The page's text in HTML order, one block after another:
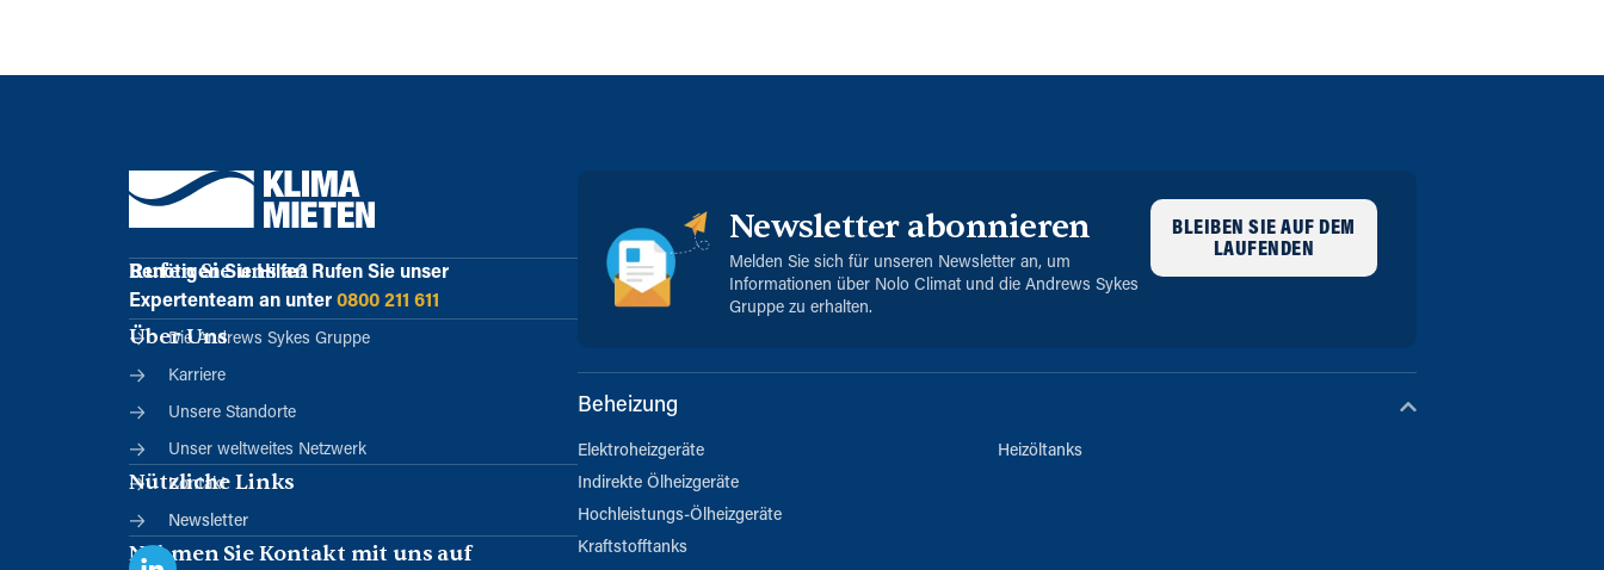
Rufen Sie uns an
Benötigen Sie Hilfe?Rufen Sie unser
Expertenteam an unter 0800 211 611
Über Uns
Die Andrews Sykes Gruppe
Karriere
Unsere Standorte
Unser weltweites Netzwerk
Nützliche Links
Kontakt
Newsletter
Nehmen Sie Kontakt mit uns auf
Newsletter abonnieren
Melden Sie sich für unseren Newsletter an, um
Informationen über Nolo Climat und die Andrews Sykes
Gruppe zu erhalten.
BLEIBEN SIE AUF DEM
LAUFENDEN
Beheizung
Elektroheizgeräte
Indirekte Ölheizgeräte
Hochleistungs-Ölheizgeräte
Kraftstofftanks
Heizöltanks